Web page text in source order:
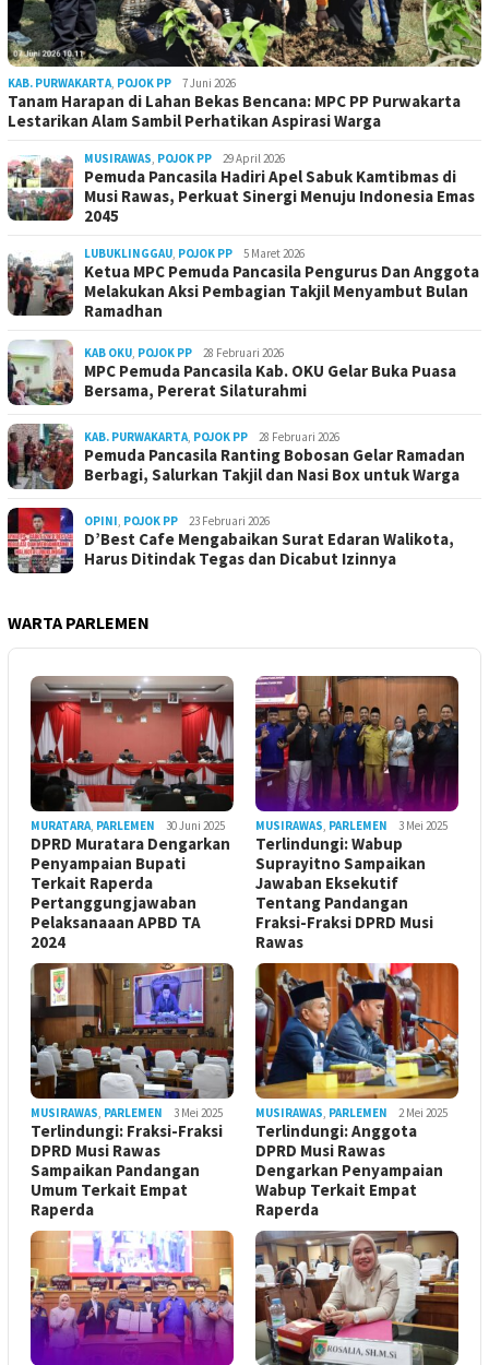
KAB. PURWAKARTA, POJOK PP 7 Juni 2026
Tanam Harapan di Lahan Bekas Bencana: MPC PP Purwakarta
Lestarikan Alam Sambil Perhatikan Aspirasi Warga
MUSIRAWAS, POJOK PP 29 April 2026
Pemuda Pancasila Hadiri Apel Sabuk Kamtibmas di
Musi Rawas, Perkuat Sinergi Menuju Indonesia Emas
2045
LUBUKLINGGAU, POJOK PP 5 Maret 2026
Ketua MPC Pemuda Pancasila Pengurus Dan Anggota
Melakukan Aksi Pembagian Takjil Menyambut Bulan
Ramadhan
KAB OKU, POJOK PP 28 Februari 2026
MPC Pemuda Pancasila Kab. OKU Gelar Buka Puasa
Bersama, Pererat Silaturahmi
KAB. PURWAKARTA, POJOK PP 28 Februari 2026
Pemuda Pancasila Ranting Bobosan Gelar Ramadan
Berbagi, Salurkan Takjil dan Nasi Box untuk Warga
OPINI, POJOK PP 23 Februari 2026
D’Best Cafe Mengabaikan Surat Edaran Walikota,
Harus Ditindak Tegas dan Dicabut Izinnya
WARTA PARLEMEN
MURATARA, PARLEMEN 30 Juni 2025
DPRD Muratara Dengarkan
Penyampaian Bupati
Terkait Raperda
Pertanggungjawaban
Pelaksanaaan APBD TA
2024
MUSIRAWAS, PARLEMEN 3 Mei 2025
Terlindungi: Wabup
Suprayitno Sampaikan
Jawaban Eksekutif
Tentang Pandangan
Fraksi-Fraksi DPRD Musi
Rawas
MUSIRAWAS, PARLEMEN 3 Mei 2025
Terlindungi: Fraksi-Fraksi
DPRD Musi Rawas
Sampaikan Pandangan
Umum Terkait Empat
Raperda
MUSIRAWAS, PARLEMEN 2 Mei 2025
Terlindungi: Anggota
DPRD Musi Rawas
Dengarkan Penyampaian
Wabup Terkait Empat
Raperda